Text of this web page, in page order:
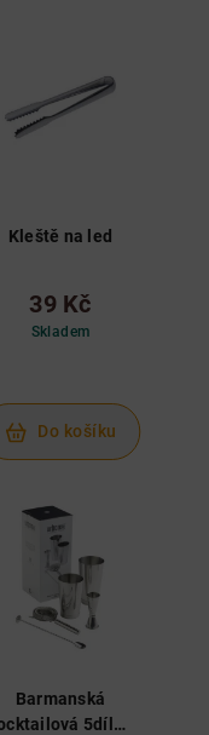
Kleště na led
39 Kč
Skladem
Do košíku
Barmanská
5dílná